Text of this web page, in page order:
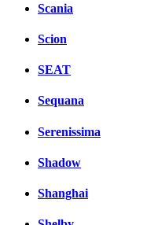
Scania
Scion
SEAT
Sequana
Serenissima
Shadow
Shanghai